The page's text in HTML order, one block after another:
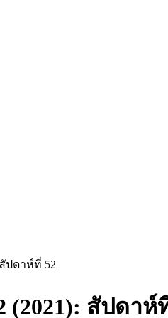
ปดาห์ที่ 52
(2021): สัปดาห์